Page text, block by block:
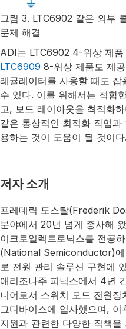
그림 3. LTC6902 같은 외부
문제 해결
ADI는 LTC6902 4-위상 제품
LTC6909 8-위상 제품도 제
레귤레이터를 사용할 때도
수 있다. 이를 위해서는 적합
고, 보드 레이아웃을 최적화
같은 통상적인 최적화 작업
용하는 것이 도움이 될 것이다.
저자 소개
프레데릭 도스탈(Frederik
분야에서 20년 넘게 종사해
이크로일렉트로닉스를 전공
(National Semiconductor)에
로 전원 관리 솔루션 구현에
애리조나주 피닉스에서 4년
니어로서 스위치 모드 전원
그디바이스에 입사했으며,
지원과 관련한 다양한 직책